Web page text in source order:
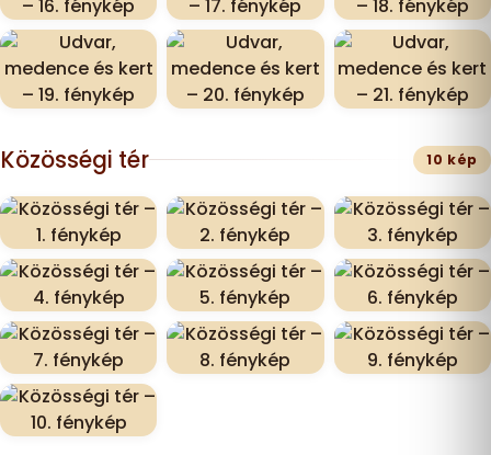
Közösségi tér 10 kép